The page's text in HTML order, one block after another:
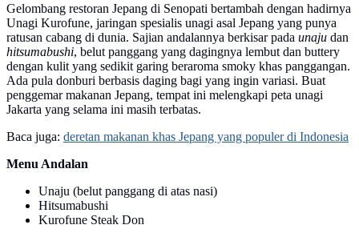
Gelombang restoran Jepang di Senopati bertambah dengan hadirnya
Unagi Kurofune, jaringan spesialis unagi asal Jepang yang punya
ratusan cabang di dunia. Sajian andalannya berkisar pada unaju dan
hitsumabushi, belut panggang yang dagingnya lembut dan buttery
dengan kulit yang sedikit garing beraroma smoky khas panggangan.
Ada pula donburi berbasis daging bagi yang ingin variasi. Buat
penggemar makanan Jepang, tempat ini melengkapi peta unagi
Jakarta yang selama ini masih terbatas.
Baca juga: deretan makanan khas Jepang yang populer di Indonesia
Menu Andalan
Unaju (belut panggang di atas nasi)
Hitsumabushi
Kurofune Steak Don